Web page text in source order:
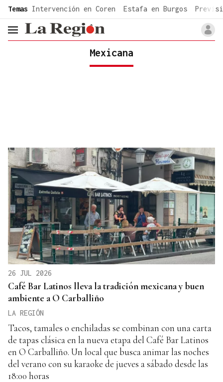
common.go-to-content
Temas Intervención en Coren Estafa en Burgos
header.menu.open
Mexicana
26 JUL 2026
Café Bar Latinos lleva la tradición mexicana y buen
ambiente a O Carballiño
LA REGIÓN
Tacos, tamales o enchiladas se combinan con una carta
de tapas clásica en la nueva etapa del Café Bar Latinos
en O Carballiño. Un local que busca animar las noches
del verano con su karaoke de jueves a sábado desde las
18:00 horas